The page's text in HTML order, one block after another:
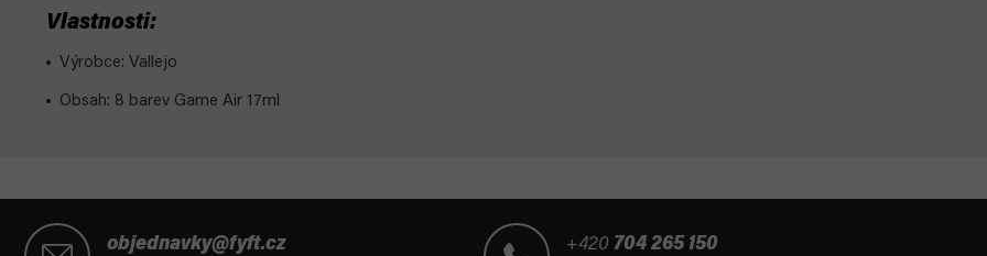
Vlastnosti:
Výrobce: Vallejo
Obsah: 8 barev Game Air 17ml
objednavky@fyft.cz +420 704 265 150